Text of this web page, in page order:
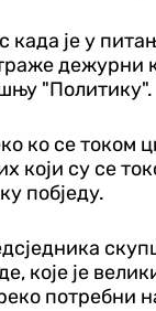
када је у
дежурни
"Политику".
ко се током
који су се
побједу.
које је
потребни